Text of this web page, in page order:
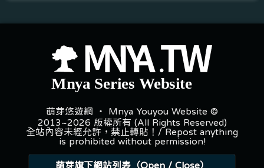
萌芽悠遊網 ‧ Mnya Youyou Website ©
2013~2026 版權所有 (All Rights Reserved)
全站內容未經允許，禁止轉貼！/ Repost anything
is prohibited without permission!
萌芽旗下網站列表（Open / Close）